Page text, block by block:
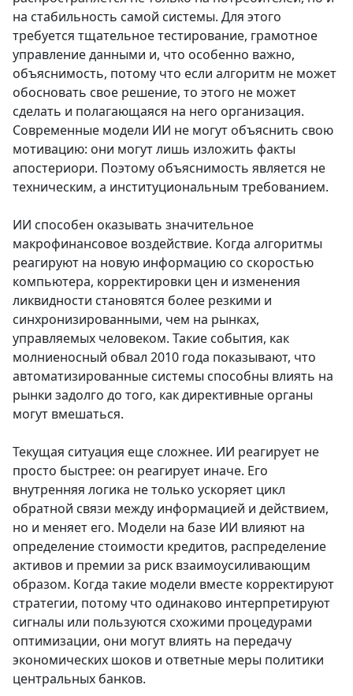
на стабильность самой системы. Для этого
требуется тщательное тестирование, грамотное
управление данными и, что особенно важно,
объяснимость, потому что если алгоритм не может
обосновать свое решение, то этого не может
сделать и полагающаяся на него организация.
Современные модели ИИ не могут объяснить свою
мотивацию: они могут лишь изложить факты
апостериори. Поэтому объяснимость является не
техническим, а институциональным требованием.
ИИ способен оказывать значительное
макрофинансовое воздействие. Когда алгоритмы
реагируют на новую информацию со скоростью
компьютера, корректировки цен и изменения
ликвидности становятся более резкими и
синхронизированными, чем на рынках,
управляемых человеком. Такие события, как
молниеносный обвал 2010 года показывают, что
автоматизированные системы способны влиять на
рынки задолго до того, как директивные органы
могут вмешаться.
Текущая ситуация еще сложнее. ИИ реагирует не
просто быстрее: он реагирует иначе. Его
внутренняя логика не только ускоряет цикл
обратной связи между информацией и действием,
но и меняет его. Модели на базе ИИ влияют на
определение стоимости кредитов, распределение
активов и премии за риск взаимоусиливающим
образом. Когда такие модели вместе корректируют
стратегии, потому что одинаково интерпретируют
сигналы или пользуются схожими процедурами
оптимизации, они могут влиять на передачу
экономических шоков и ответные меры политики
центральных банков.